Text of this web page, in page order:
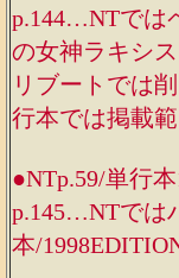
p.144…NTでは
の女神ラキシ
リブートでは
行本では掲載
●NTp.59/単行
p.145…NTでは
本/